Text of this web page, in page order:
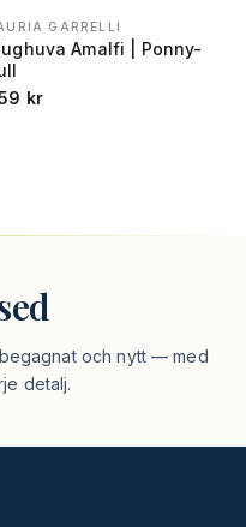
GARRELLI
Amalfi | Ponny-
kr
och nytt — med
detalj.